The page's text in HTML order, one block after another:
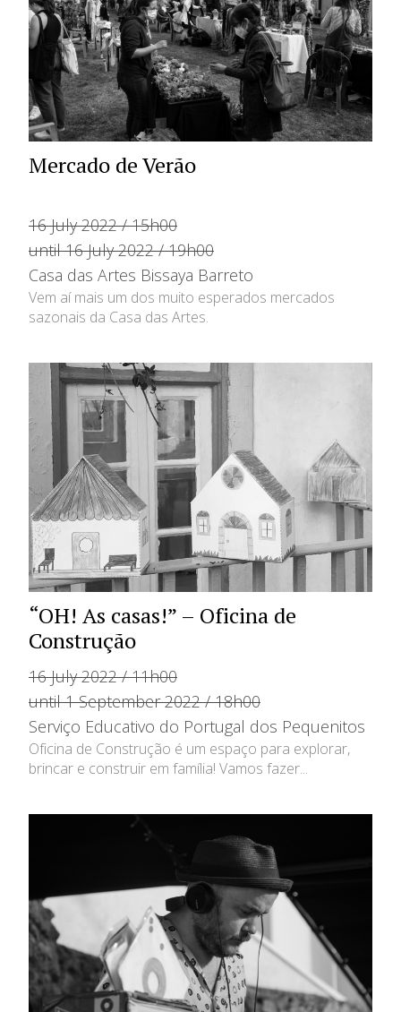
Mercado de Verão
16 July 2022 / 15h00
until 16 July 2022 / 19h00
Casa das Artes Bissaya Barreto
Vem aí mais um dos muito esperados mercados
sazonais da Casa das Artes.
“OH! As casas!” – Oficina de
Construção
16 July 2022 / 11h00
until 1 September 2022 / 18h00
Serviço Educativo do Portugal dos Pequenitos
Oficina de Construção é um espaço para explorar,
brincar e construir em família! Vamos fazer...